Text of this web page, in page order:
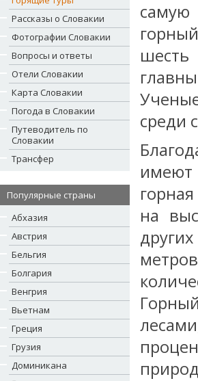
Рассказы о Словакии
Фотографии Словакии
Вопросы и ответы
Отели Словакии
Карта Словакии
Погода в Словакии
Путеводитель по
Словакии
Трансфер
Популярные страны
Абхазия
Австрия
Бельгия
Болгария
Венгрия
Вьетнам
Греция
Грузия
Доминикана
самую
среди
на